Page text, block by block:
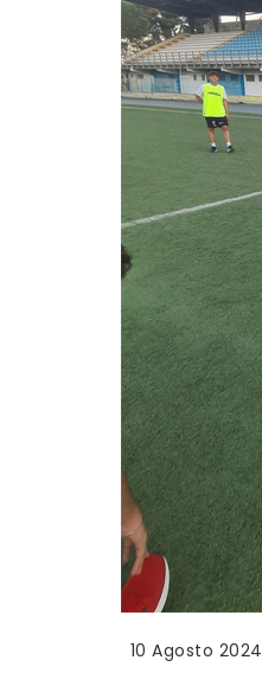
10 Agosto 2024